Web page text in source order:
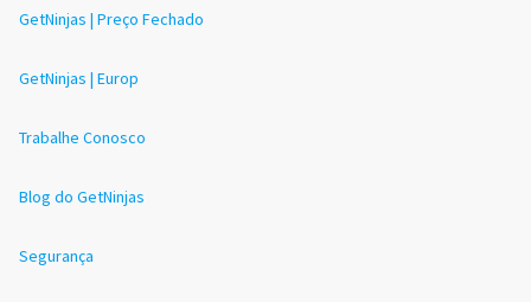
GetNinjas | Preço Fechado
GetNinjas | Europ
Trabalhe Conosco
Blog do GetNinjas
Segurança